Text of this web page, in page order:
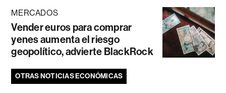
MERCADOS
Vender euros para comprar
yenes aumenta el riesgo
geopolítico, advierte BlackRock
OTRAS NOTICIAS ECONÓMICAS